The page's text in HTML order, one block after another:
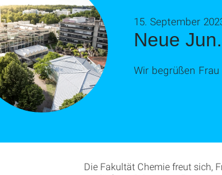
Neue
15. September
Wir begrüßen
Die Fakultät Chemie freut sich,